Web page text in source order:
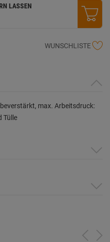
LASSEN
WUNSCHLISTE
max. Arbeitsdruck:
Tülle